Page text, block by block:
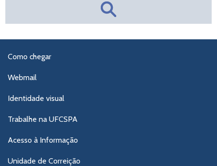
Como chegar
Webmail
Identidade visual
Trabalhe na UFCSPA
Acesso à Informação
Unidade de Correição